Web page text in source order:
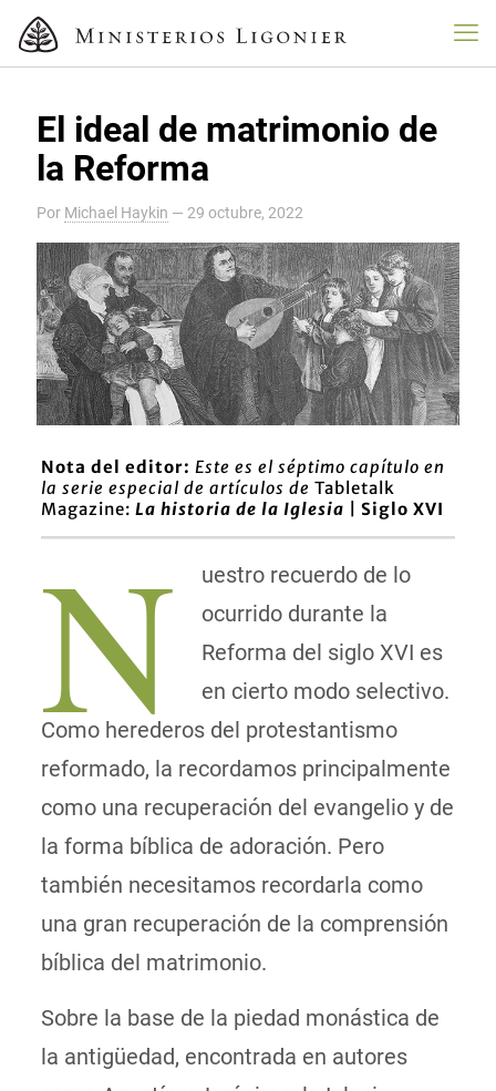
El ideal de matrimonio de
la Reforma
Por Michael Haykin — 29 octubre, 2022
Nota del editor: Este es el séptimo capítulo en
la serie especial de artículos de Tabletalk
Magazine: La historia de la Iglesia | Siglo XVI
N
uestro recuerdo de lo
ocurrido durante la
Reforma del siglo XVI es
en cierto modo selectivo.
Como herederos del protestantismo
reformado, la recordamos principalmente
como una recuperación del evangelio y de
la forma bíblica de adoración. Pero
también necesitamos recordarla como
una gran recuperación de la comprensión
bíblica del matrimonio.
Sobre la base de la piedad monástica de
la antigüedad, encontrada en autores